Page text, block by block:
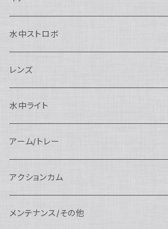
SEA&SEA
Nauticam
SEA&SEA
Sony用
Nautciam
SEA&SEA
OM SYSTEM用
Nauticam
AOI
Panasonic用
Nauticam
FUJIFILM用
Nauticam
Nauticam
Nikon用
SEA&SEA
N120ドームポート
N120マクロポート
SEA&SEA
ドームポート
マクロポート
AOI
ドームポート
フラットポート
FIX
アクセサリー
Athena
ドームポート
AOI
OM SYSTEM用
Nauticam
SEA&SEA
水中ストロボ
SEA&SEA
アクセサリー
AOI
アクセサリー
アクセサリー
weefine
アクセサリー
レンズ
マクロコンバージョンレンズ
Nauticam
AOI
ワイドコンバージョンレンズ
Nauticam
AOI
ワイドアングルコンバージョンポート
Nauticam
レンズオプション
水中ライト
大光量 3000ルーメン以上
リングライト
FIX
アーム/トレー
アーム
SEA&SEA
フロートアーム
アクションカム
レンズ
メンテナンス/その他